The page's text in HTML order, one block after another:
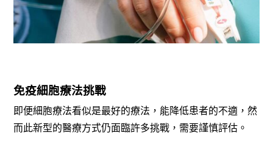
免疫細胞療法挑戰
即便細胞療法看似是最好的療法，能降低患者的不適，然
而此新型的醫療方式仍面臨許多挑戰，需要謹慎評估。